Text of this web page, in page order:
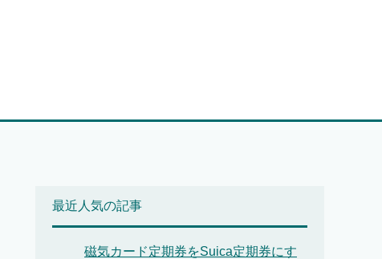
最近人気の記事
磁気カード定期券をSuica定期券にす